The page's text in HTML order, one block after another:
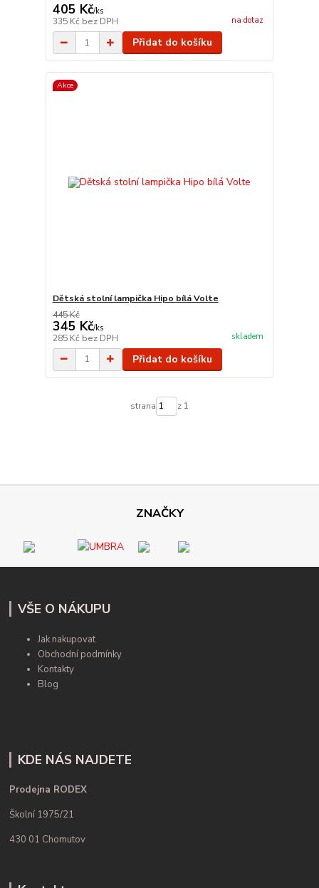
405 Kč/ks
335 Kč bez DPH na dotaz
Přidat do košíku
Akce
Dětská stolní lampička Hipo bílá Volte
445 Kč
345 Kč/ks
285 Kč bez DPH skladem
Přidat do košíku
strana z 1
ZNAČKY
VŠE O NÁKUPU
Jak nakupovat
Obchodní podmínky
Kontakty
Blog
KDE NÁS NAJDETE
Prodejna RODEX
Školní 1975/21
430 01 Chomutov